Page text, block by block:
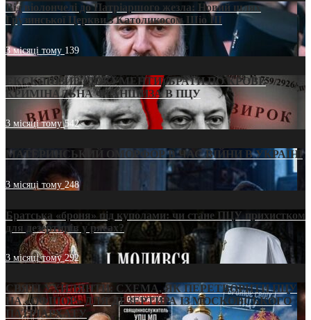
Від віолончелі до Патріаршого жезла: Новий шлях
Грузинської Церкви з Католикосом Шіо III
3 місяці тому 139
ЕКСКЛЮЗИВ (ДОКУМЕНТИ)/БРАТИ ПО КРОВІ:
КРИМІНАЛЬНА ФРАНШИЗА В ПЦУ
3 місяці тому542
МАТЕРИНСЬКИЙ ОМОРФОР В ЧАС ВІЙНИ В УКРАЇНІ
3 місяці тому248
Братська «броня» під куполами: чи стане ПЦУ прихистком
для дезертирів у рясах?
3 місяці тому292
СВЯТІ УХИЛЯНТИ: СХЕМА, ЯК ПЕРЕТВОРИТИ ПЦУ
НА «ОФШОР» ДЛЯ ДЕЗЕРТИРА ІЗ МОСКОВСЬКОГО
ПАТРІАРХАТУ